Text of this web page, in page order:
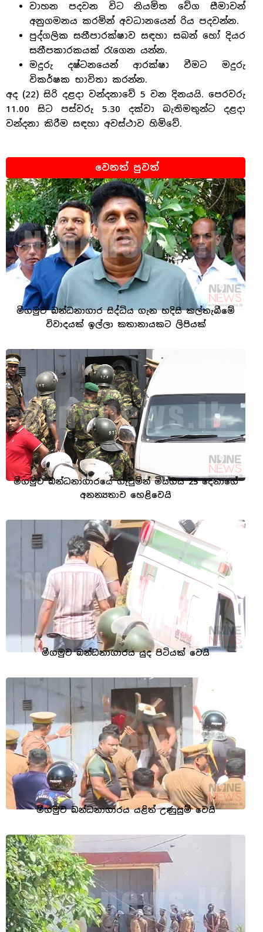
වාහන පදවන විට නියමිත වේග සීමාවන්
අනුගමනය කරමින් අවධානයෙන් රිය පදවන්න.
පුද්ගලික සනීපාරක්ෂාව සඳහා සබන් හෝ දියර
සනීපකාරකයක් රැගෙන යන්න.
මදුරු දෂ්ටනයෙන් ආරක්ෂා වීමට මදුරු
විකර්ෂක භාවිතා කරන්න.
අද (22) සිරි දළදා වන්දනාවේ 5 වන දිනයයි. පෙරවරු
11.00 සිට පස්වරු 5.30 දක්වා බැතිමතුන්ට දළදා
වන්දනා කිරීම සඳහා අවස්ථාව හිමිවේ.
වෙනත් පුවත්
මීගමුව බන්ධනාගාර සිද්ධිය ගැන හදිසි කල්තැබීමේ
විවාදයක් ඉල්ලා කතානායකට ලිපියක්
මීගමුව බන්ධනාගාරයේ ගැටුමින් මියගිය 25 දෙනාගේ
අනන්‍යතාව හෙළිවෙයි
මීගමුව බන්ධනාගාරය යුද පිටියක් වෙයි
මීගමුව බන්ධනාගාරය යළිත් උණුසුම් වෙයි